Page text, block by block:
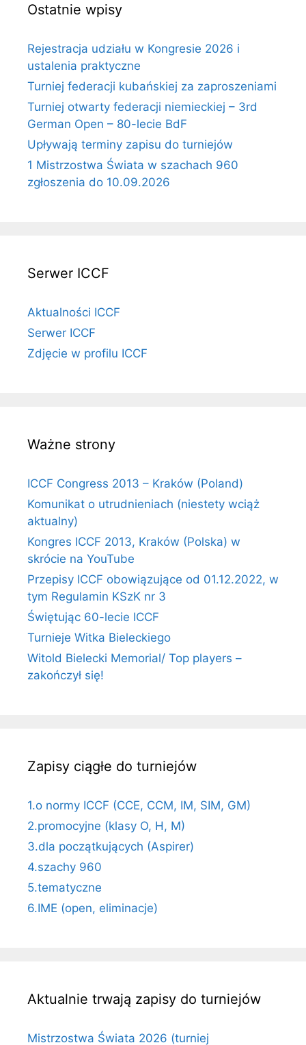
Ostatnie wpisy
Rejestracja udziału w Kongresie 2026 i
ustalenia praktyczne
Turniej federacji kubańskiej za zaproszeniami
Turniej otwarty federacji niemieckiej – 3rd
German Open – 80-lecie BdF
Upływają terminy zapisu do turniejów
1 Mistrzostwa Świata w szachach 960
zgłoszenia do 10.09.2026
Serwer ICCF
Aktualności ICCF
Serwer ICCF
Zdjęcie w profilu ICCF
Ważne strony
ICCF Congress 2013 – Kraków (Poland)
Komunikat o utrudnieniach (niestety wciąż
aktualny)
Kongres ICCF 2013, Kraków (Polska) w
skrócie na YouTube
Przepisy ICCF obowiązujące od 01.12.2022, w
tym Regulamin KSzK nr 3
Świętując 60-lecie ICCF
Turnieje Witka Bieleckiego
Witold Bielecki Memorial/ Top players –
zakończył się!
Zapisy ciągłe do turniejów
1.o normy ICCF (CCE, CCM, IM, SIM, GM)
2.promocyjne (klasy O, H, M)
3.dla początkujących (Aspirer)
4.szachy 960
5.tematyczne
6.IME (open, eliminacje)
Aktualnie trwają zapisy do turniejów
Mistrzostwa Świata 2026 (turniej